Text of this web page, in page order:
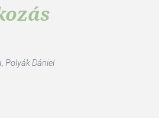
Polyák Dániel